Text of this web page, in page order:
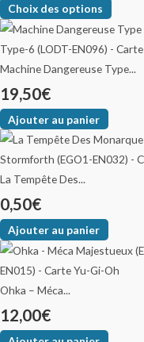
Choix des options
Machine Dangereuse Type...
19,50€
Ajouter au panier
La Tempête Des...
0,50€
Ajouter au panier
Ohka – Méca...
12,00€